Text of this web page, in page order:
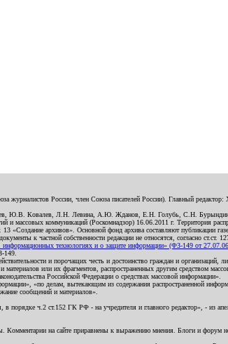
России, член Союза писателей России). Главный
Ю.В. Ковалев, Л.Н. Левина, А.Ю. Жданов, Е.Н. Голубь, С.Н.
массовых коммуникаций (Роскомнадзор) 16.06.2011 г. Территория
13 «Создание архивов». Основной фонд архива составляют публикации
к частной собственности редакции не относятся, согласно ст.ст.
технологиях и о защите информации» (ФЗ-149 от
149.
и порочащих честь и достоинство граждан и
или их фрагментов, распространенных другим средством
Российской Федерации о средствах массовой информации».
«по делам, вытекающим из содержания распространенной
сообщений и материалов».
ч.2 ст.152 ГК РФ - на учредителя и главного редактор», - из
Комментарии на сайте приравнены к выражению мнения. Блоги и форум